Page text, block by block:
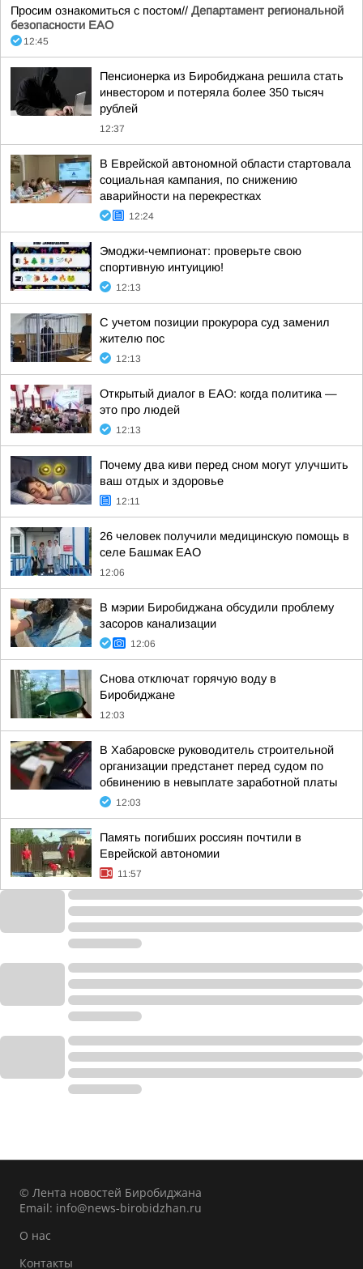
Просим ознакомиться с постом// Департамент региональной
безопасности ЕАО
12:45
Пенсионерка из Биробиджана решила стать
инвестором и потеряла более 350 тысяч
рублей
12:37
В Еврейской автономной области стартовала
социальная кампания, по снижению
аварийности на перекрестках
12:24
Эмоджи-чемпионат: проверьте свою
спортивную интуицию!
12:13
С учетом позиции прокурора суд заменил
жителю пос
12:13
Открытый диалог в ЕАО: когда политика —
это про людей
12:13
Почему два киви перед сном могут улучшить
ваш отдых и здоровье
12:11
26 человек получили медицинскую помощь в
селе Башмак ЕАО
12:06
В мэрии Биробиджана обсудили проблему
засоров канализации
12:06
Снова отключат горячую воду в
Биробиджане
12:03
В Хабаровске руководитель строительной
организации предстанет перед судом по
обвинению в невыплате заработной платы
12:03
Память погибших россиян почтили в
Еврейской автономии
11:57
© Лента новостей Биробиджана
Email: info@news-birobidzhan.ru
О нас
Контакты